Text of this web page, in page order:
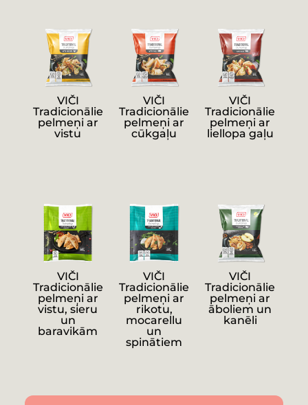
VIČI
Tradicionālie
pelmeņi ar
vistu
VIČI
Tradicionālie
pelmeņi ar
cūkgaļu
VIČI
Tradicionālie
pelmeņi ar
liellopa gaļu
VIČI
Tradicionālie
pelmeņi ar
vistu, sieru
un
baravikām
VIČI
Tradicionālie
pelmeņi ar
rikotu,
mocarellu
un
spinātiem
VIČI
Tradicionālie
pelmeņi ar
āboliem un
kanēli